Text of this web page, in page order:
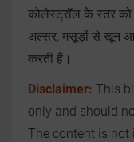
कोलेस्ट्रॉल के स्तर को
अल्सर, मसूड़ों से खून
करती हैं।
Disclaimer: This
only and should
The content is not